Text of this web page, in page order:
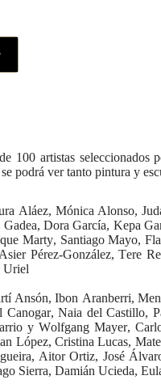
100 artistas
podrá ver tanto pintura y
Aláez, Mónica Alonso,
Dora García, Kepa
Marty, Santiago Mayo,
Pérez-González, Tere
Uriel
Ansón, Ibon Aranberri,
Naia del Castillo,
y Wolfgang Mayer,
López, Cristina Lucas,
Aitor Ortiz, José
Sierra, Damián Ucieda,